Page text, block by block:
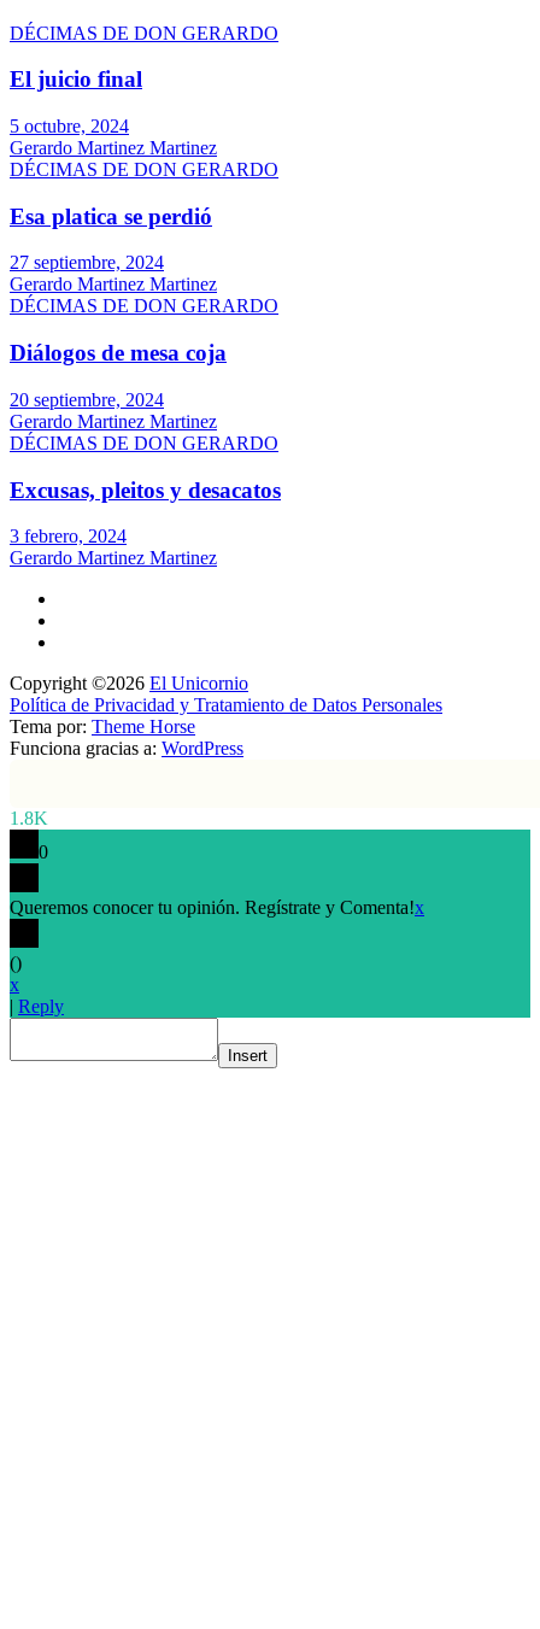
DÉCIMAS DE DON GERARDO
El juicio final
5 octubre, 2024
Gerardo Martinez Martinez
DÉCIMAS DE DON GERARDO
Esa platica se perdió
27 septiembre, 2024
Gerardo Martinez Martinez
DÉCIMAS DE DON GERARDO
Diálogos de mesa coja
20 septiembre, 2024
Gerardo Martinez Martinez
DÉCIMAS DE DON GERARDO
Excusas, pleitos y desacatos
3 febrero, 2024
Gerardo Martinez Martinez
Copyright ©2026 El Unicornio
Política de Privacidad y Tratamiento de Datos Personales
Tema por: Theme Horse
Funciona gracias a: WordPress
1.8K
0
Queremos conocer tu opinión. Regístrate y Comenta!x
()
x
| Reply
Insert